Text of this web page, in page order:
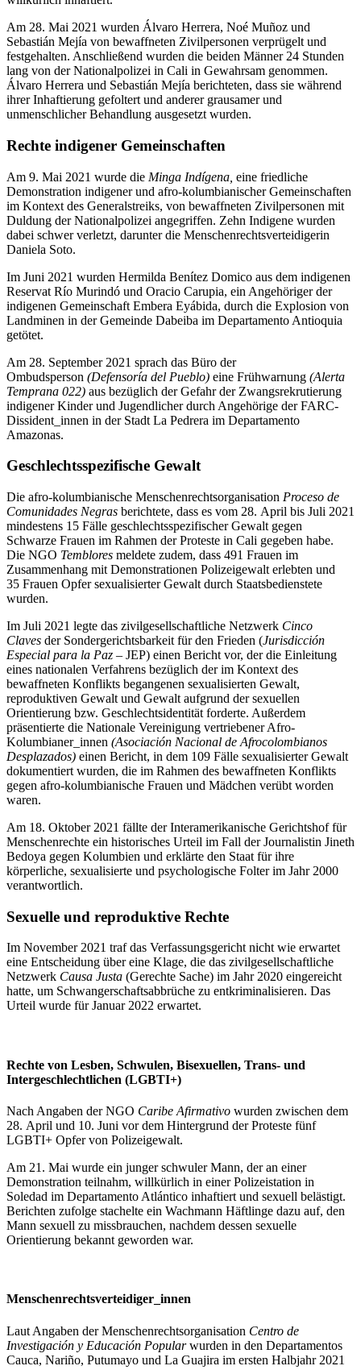
Am 28. Mai 2021 wurden Álvaro Herrera, Noé Muñoz und
Sebastián Mejía von bewaffneten Zivilpersonen verprügelt und
festgehalten. Anschließend wurden die beiden Männer 24 Stunden
lang von der Nationalpolizei in Cali in Gewahrsam genommen.
Álvaro Herrera und Sebastián Mejía berichteten, dass sie während
ihrer Inhaftierung gefoltert und anderer grausamer und
unmenschlicher Behandlung ausgesetzt wurden.
Rechte indigener Gemeinschaften
Am 9. Mai 2021 wurde die Minga Indígena eine friedliche
Demonstration indigener und afro-kolumbianischer Gemeinschaften
im Kontext des Generalstreiks, von bewaffneten Zivilpersonen mit
Duldung der Nationalpolizei angegriffen. Zehn Indigene wurden
dabei schwer verletzt, darunter die Menschenrechtsverteidigerin
Daniela Soto.
Im Juni 2021 wurden Hermilda Benítez Domico aus dem indigenen
Reservat Río Murindó und Oracio Carupia, ein Angehöriger der
indigenen Gemeinschaft Embera Eyábida, durch die Explosion von
Landminen in der Gemeinde Dabeiba im Departamento Antioquia
getötet.
Am 28. September 2021 sprach das Büro der
Ombudsperson (Defensoría del Pueblo) eine Frühwarnung (Alerta
Temprana 022) aus bezüglich der Gefahr der Zwangsrekrutierung
indigener Kinder und Jugendlicher durch Angehörige der FARC-
Dissident_innen in der Stadt La Pedrera im Departamento
Amazonas.
Geschlechtsspezifische Gewalt
Die afro-kolumbianische Menschenrechtsorganisation Proceso de
Comunidades Negras berichtete, dass es vom 28. April bis Juli 2021
mindestens 15 Fälle geschlechtsspezifischer Gewalt gegen
Schwarze Frauen im Rahmen der Proteste in Cali gegeben habe.
Die NGO Temblores meldete zudem, dass 491 Frauen im
Zusammenhang mit Demonstrationen Polizeigewalt erlebten und
35 Frauen Opfer sexualisierter Gewalt durch Staatsbedienstete
wurden.
Im Juli 2021 legte das zivilgesellschaftliche Netzwerk Cinco
Claves der Sondergerichtsbarkeit für den Frieden (Jurisdicción
Especial para la Paz – JEP) einen Bericht vor, der die Einleitung
eines nationalen Verfahrens bezüglich der im Kontext des
bewaffneten Konflikts begangenen sexualisierten Gewalt,
reproduktiven Gewalt und Gewalt aufgrund der sexuellen
Orientierung bzw. Geschlechtsidentität forderte. Außerdem
präsentierte die Nationale Vereinigung vertriebener Afro-
Kolumbianer_innen (Asociación Nacional de Afrocolombianos
Desplazados) einen Bericht, in dem 109 Fälle sexualisierter Gewalt
dokumentiert wurden, die im Rahmen des bewaffneten Konflikts
gegen afro-kolumbianische Frauen und Mädchen verübt worden
waren.
Am 18. Oktober 2021 fällte der Interamerikanische Gerichtshof für
Menschenrechte ein historisches Urteil im Fall der Journalistin Jineth
Bedoya gegen Kolumbien und erklärte den Staat für ihre
körperliche, sexualisierte und psychologische Folter im Jahr 2000
verantwortlich.
Sexuelle und reproduktive Rechte
Im November 2021 traf das Verfassungsgericht nicht wie erwartet
eine Entscheidung über eine Klage, die das zivilgesellschaftliche
Netzwerk Causa Justa (Gerechte Sache) im Jahr 2020 eingereicht
hatte, um Schwangerschaftsabbrüche zu entkriminalisieren. Das
Urteil wurde für Januar 2022 erwartet.
Rechte von Lesben, Schwulen, Bisexuellen, Trans- und
Intergeschlechtlichen (LGBTI+)
Nach Angaben der NGO Caribe Afirmativo wurden zwischen dem
28. April und 10. Juni vor dem Hintergrund der Proteste fünf
LGBTI+ Opfer von Polizeigewalt.
Am 21. Mai wurde ein junger schwuler Mann, der an einer
Demonstration teilnahm, willkürlich in einer Polizeistation in
Soledad im Departamento Atlántico inhaftiert und sexuell belästigt.
Berichten zufolge stachelte ein Wachmann Häftlinge dazu auf, den
Mann sexuell zu missbrauchen, nachdem dessen sexuelle
Orientierung bekannt geworden war.
Menschenrechtsverteidiger_innen
Laut Angaben der Menschenrechtsorganisation Centro de
Investigación y Educación Popularwurden in den Departamentos
Cauca, Nariño, Putumayo und La Guajira im ersten Halbjahr 2021